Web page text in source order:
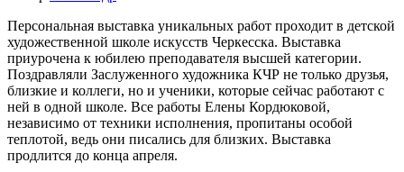
Персональная выставка уникальных работ проходит в детской
художественной школе искусств Черкесска. Выставка
приурочена к юбилею преподавателя высшей категории.
Поздравляли Заслуженного художника КЧР не только друзья,
близкие и коллеги, но и ученики, которые сейчас работают с
ней в одной школе. Все работы Елены Кордюковой,
независимо от техники исполнения, пропитаны особой
теплотой, ведь они писались для близких. Выставка
продлится до конца апреля.